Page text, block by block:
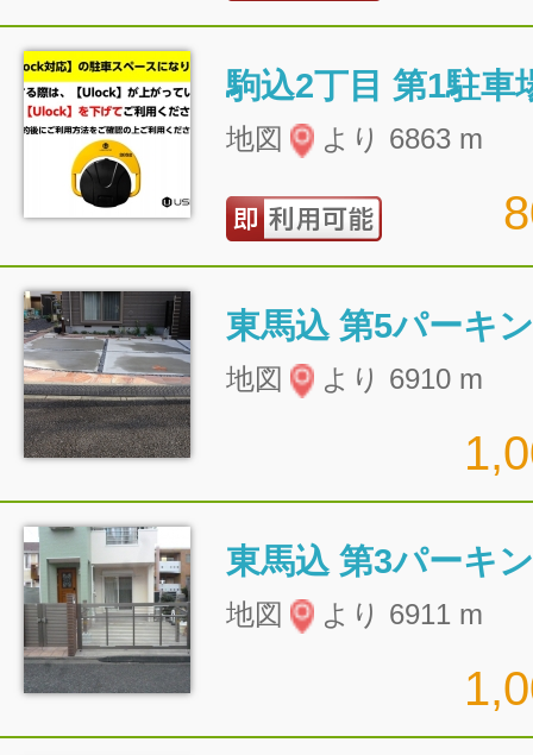
駒込2丁目 第1駐車
地図 より 6863 m
東馬込 第5パーキ
地図 より 6910 m
東馬込 第3パーキ
地図 より 6911 m